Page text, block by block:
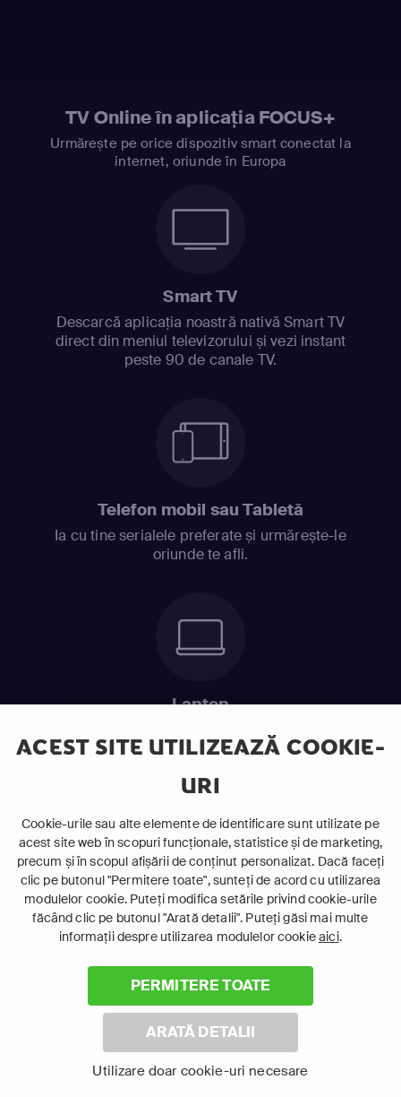
ACEST SITE UTILIZEAZĂ COOKIE-
URI
Cookie-urile sau alte elemente de identificare sunt utilizate pe
acest site web în scopuri funcționale, statistice și de marketing,
precum și în scopul afișării de conținut personalizat. Dacă faceți
clic pe butonul "Permitere toate", sunteți de acord cu utilizarea
modulelor cookie. Puteți modifica setările privind cookie-urile
făcând clic pe butonul "Arată detalii". Puteți găsi mai multe
informații despre utilizarea modulelor cookieaici.
PERMITERE TOATE
ARATĂ DETALII
Utilizare doar cookie-uri necesare
TV Online în aplicația FOCUS+
Urmărește pe orice dispozitiv smart conectat la
internet, oriunde în Europa
Smart TV
Descarcă aplicația noastră nativă Smart TV
direct din meniul televizorului și vezi instant
peste 90 de canale TV.
Telefon mobil sau Tabletă
Ia cu tine serialele preferate și urmărește-le
oriunde te afli.
Laptop
ABONEAZĂ-TE ACUM
Cerințe de sistem
2026 Canal+ Luxembourg S. à r.l. - Toate drepturile rezervate
Focus Sat este o marcă înregistrată aparținând Canal+
Luxembourg S. à r.l.
Rue Albert Borschette 4, L-1246 Luxemburg | R.C.S. Luxemburg:
B 87.905